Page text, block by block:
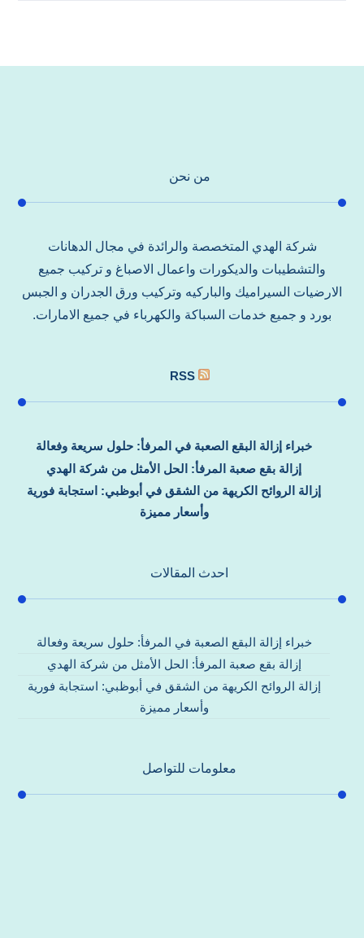
من نحن
شركة الهدي المتخصصة والرائدة في مجال الدهانات
والتشطيبات والديكورات واعمال الاصباغ و تركيب جميع
الارضيات السيراميك والباركيه وتركيب ورق الجدران و الجبس
بورد و جميع خدمات السباكة والكهرباء في جميع الامارات.
RSS
خبراء إزالة البقع الصعبة في المرفأ: حلول سريعة وفعالة
إزالة بقع صعبة المرفأ: الحل الأمثل من شركة الهدي
إزالة الروائح الكريهة من الشقق في أبوظبي: استجابة فورية
وأسعار مميزة
احدث المقالات
خبراء إزالة البقع الصعبة في المرفأ: حلول سريعة وفعالة
إزالة بقع صعبة المرفأ: الحل الأمثل من شركة الهدي
إزالة الروائح الكريهة من الشقق في أبوظبي: استجابة فورية
وأسعار مميزة
معلومات للتواصل